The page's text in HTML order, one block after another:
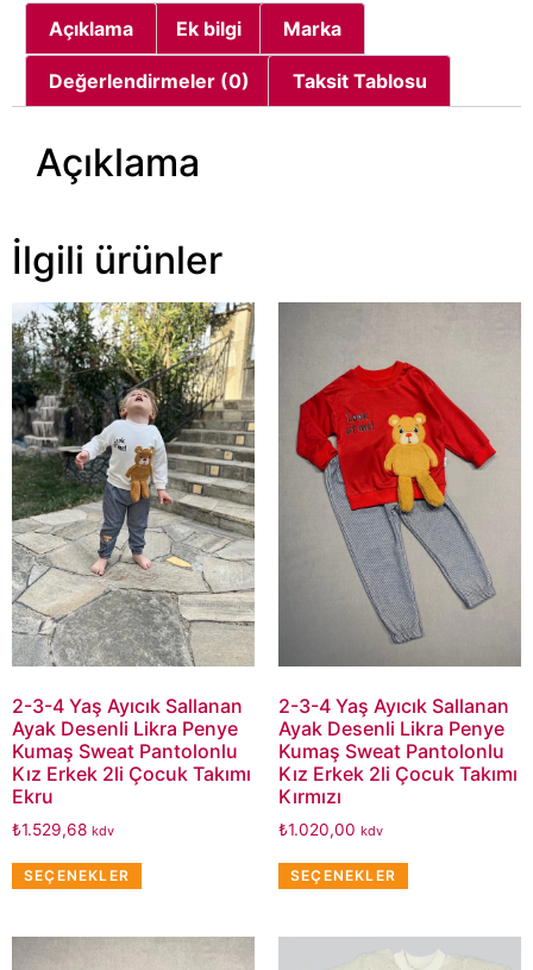
Açıklama Ek bilgi Marka
Değerlendirmeler (0) Taksit Tablosu
Açıklama
İlgili ürünler
2-3-4 Yaş Ayıcık Sallanan
Ayak Desenli Likra Penye
Kumaş Sweat Pantolonlu
Kız Erkek 2li Çocuk Takımı
Ekru
₺1.529,68 kdv
SEÇENEKLER
2-3-4 Yaş Ayıcık Sallanan
Ayak Desenli Likra Penye
Kumaş Sweat Pantolonlu
Kız Erkek 2li Çocuk Takımı
Kırmızı
₺1.020,00 kdv
SEÇENEKLER